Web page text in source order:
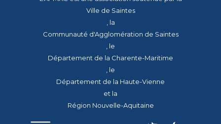
Ville de Saintes
, la
Communauté d'Agglomération de Saintes
, le
Département de la Charente-Maritime
, le
Département de la Haute-Vienne
et la
Région Nouvelle-Aquitaine